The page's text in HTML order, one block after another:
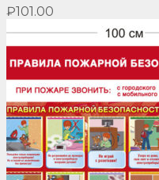
₽101.00